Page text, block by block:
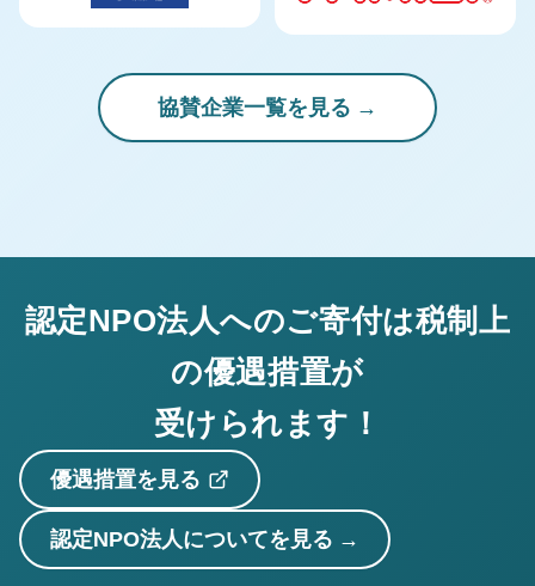
協賛企業一覧を見る
認定NPO法人へのご寄付は税制上
の優遇措置が
受けられます！
優遇措置を見る
認定NPO法人についてを見る